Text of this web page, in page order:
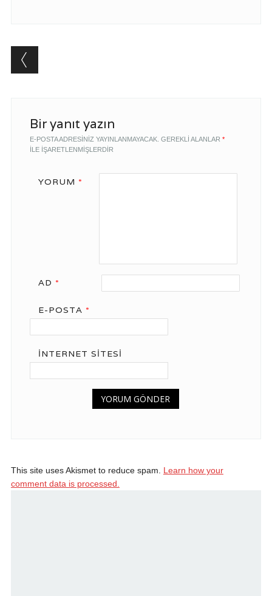
Comment navigation
Bir yanıt yazın
E-POSTA ADRESINIZ YAYINLANMAYACAK. GEREKLI ALANLAR *
ILE IŞARETLENMIŞLERDIR
YORUM *
AD *
E-POSTA *
İNTERNET SITESI
This site uses Akismet to reduce spam. Learn how your
comment data is processed.